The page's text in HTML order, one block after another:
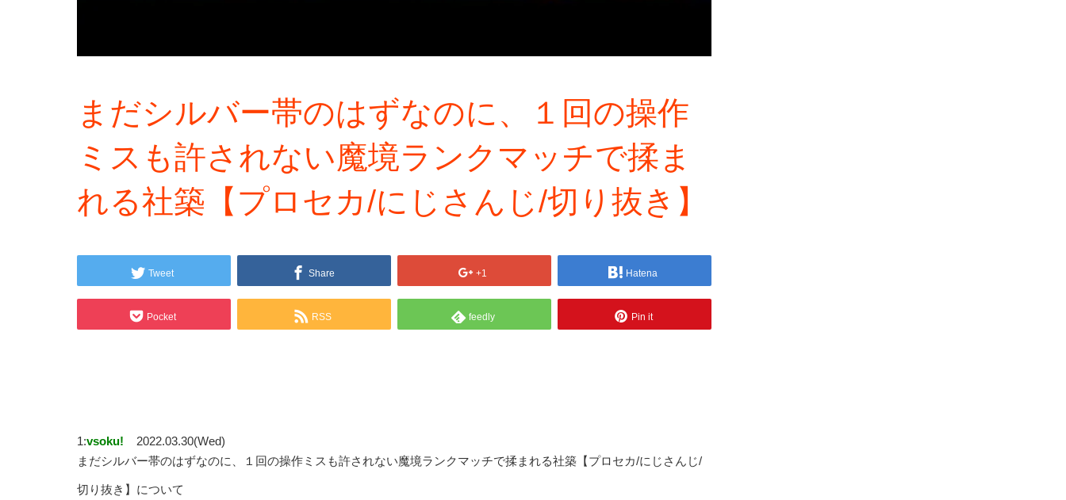
まだシルバー帯のはずなのに、１回の操作
ミスも許されない魔境ランクマッチで揉ま
れる社築【プロセカ/にじさんじ/切り抜き】
Tweet Share +1 Hatena
Pocket RSS feedly Pin it
1:vsoku!
2022.03.30(Wed)
まだシルバー帯のはずなのに、１回の操作ミスも許されない魔境ランクマッチで揉まれる社築【プロセカ/にじさんじ/
切り抜き】について